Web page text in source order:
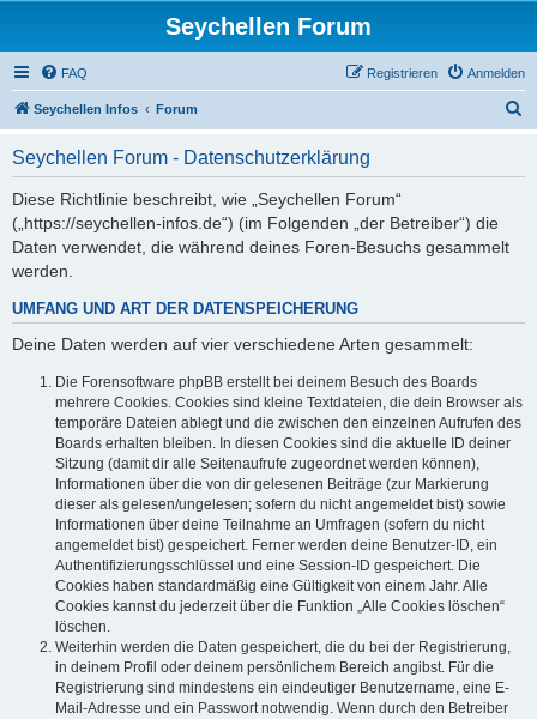
Seychellen Forum
FAQ Anmelden
Registrieren
Seychellen Infos Forum
Seychellen Forum - Datenschutzerklärung
Diese Richtlinie beschreibt, wie „Seychellen Forum“
(„https://seychellen-infos.de“) (im Folgenden „der Betreiber“) die
Daten verwendet, die während deines Foren-Besuchs gesammelt
werden.
UMFANG UND ART DER DATENSPEICHERUNG
Deine Daten werden auf vier verschiedene Arten gesammelt:
Die Forensoftware phpBB erstellt bei deinem Besuch des Boards
mehrere Cookies. Cookies sind kleine Textdateien, die dein Browser als
temporäre Dateien ablegt und die zwischen den einzelnen Aufrufen des
Boards erhalten bleiben. In diesen Cookies sind die aktuelle ID deiner
Sitzung (damit dir alle Seitenaufrufe zugeordnet werden können),
Informationen über die von dir gelesenen Beiträge (zur Markierung
dieser als gelesen/ungelesen; sofern du nicht angemeldet bist) sowie
Informationen über deine Teilnahme an Umfragen (sofern du nicht
angemeldet bist) gespeichert. Ferner werden deine Benutzer-ID, ein
Authentifizierungsschlüssel und eine Session-ID gespeichert. Die
Cookies haben standardmäßig eine Gültigkeit von einem Jahr. Alle
Cookies kannst du jederzeit über die Funktion „Alle Cookies löschen“
löschen.
Weiterhin werden die Daten gespeichert, die du bei der Registrierung,
in deinem Profil oder deinem persönlichem Bereich angibst. Für die
Registrierung sind mindestens ein eindeutiger Benutzername, eine E-
Mail-Adresse und ein Passwort notwendig. Wenn durch den Betreiber